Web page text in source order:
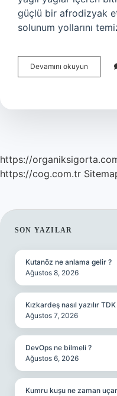
güçlü bir afrodizyak
solunum yollarını
Devamını okuyun
Çiçeği
https://
https://cog.com.tr
SIDEBAR
SON YAZILAR
Kutanöz ne anlama gelir ?
Ağustos 8, 2026
Kızkardeş nasıl yazılır TDK
Ağustos 7, 2026
DevOps ne bilmeli ?
Ağustos 6, 2026
Kumru kuşu ne zaman